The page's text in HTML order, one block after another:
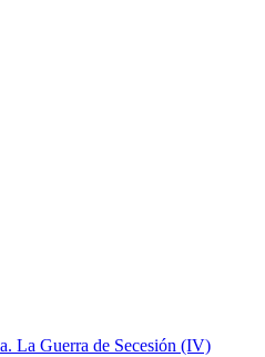
La Guerra de Secesión (IV)